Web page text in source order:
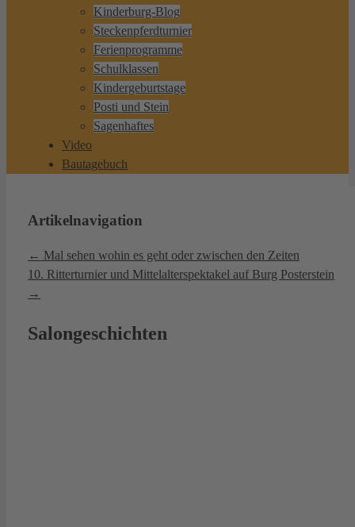
Kinderburg-Blog
Steckenpferdturnier
Ferienprogramme
Schulklassen
Kindergeburtstage
Posti und Stein
Sagenhaftes
Video
Bautagebuch
Artikelnavigation
← Mal sehen wohin es geht oder zwischen den Zeiten
10. Ritterturnier und Mittelalterspektakel auf Burg Posterstein
→
Salongeschichten